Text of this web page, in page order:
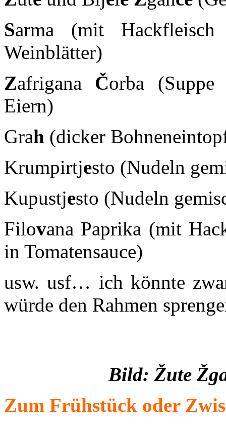
Sarma (mit
Weinblätter)
Zafrigana Čorba
Eiern)
Grah (dicker
Krumpirtjesto (Nudeln
Kupustjesto (Nudeln
Filovana Paprika (mit
in Tomatensauce)
usw. usf… ich könnte
würde den Rahmen
Bild: Žute
Zum Frühstück oder